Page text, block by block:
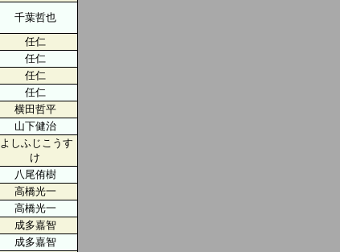
千葉哲也
任仁
任仁
任仁
任仁
横田哲平
山下健治
よしふじこうす
け
八尾侑樹
高橋光一
高橋光一
成多嘉智
成多嘉智